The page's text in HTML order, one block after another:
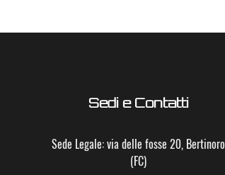
Sedi e Contatti
Sede Legale: via delle fosse 20, Bertinoro
(FC)